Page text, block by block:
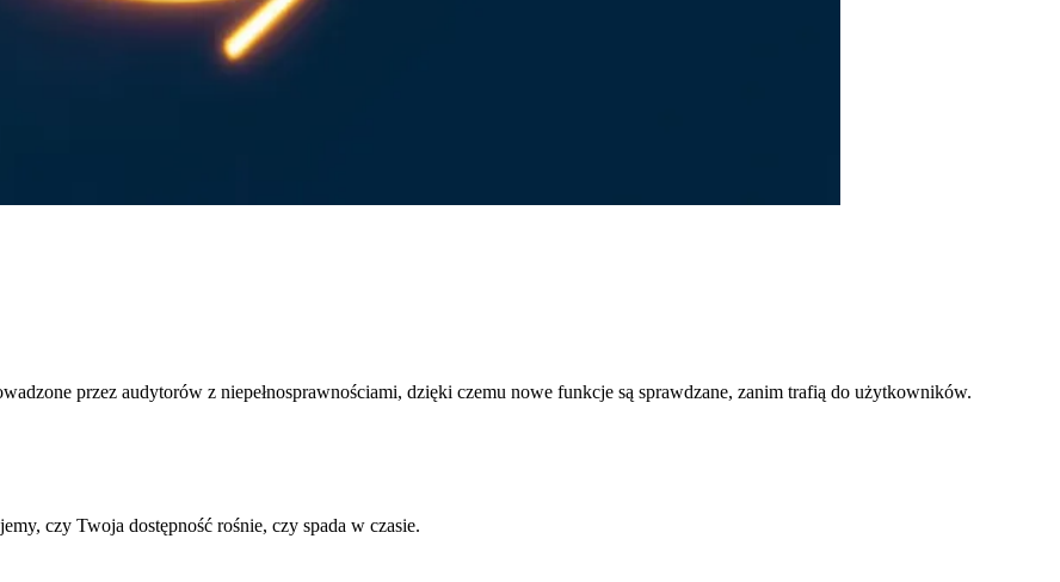
przez audytorów z niepełnosprawnościami, dzięki czemu nowe funkcje są sprawdzane, zanim trafią do użytkowników.
czy Twoja dostępność rośnie, czy spada w czasie.